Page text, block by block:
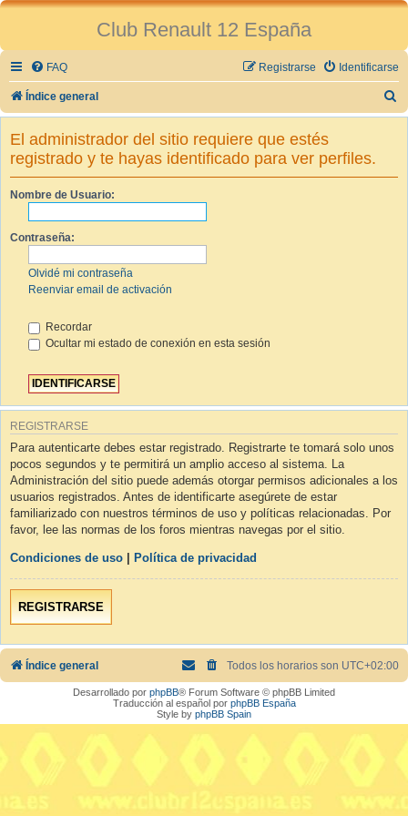
Club Renault 12 España
FAQ Identificarse
Registrarse
Índice general
u
El administrador del sitio requiere que estés
registrado y te hayas identificado para ver perfiles.
Nombre de Usuario:
Contraseña:
Olvidé mi contraseña
Reenviar email de activación
Recordar
Ocultar mi estado de conexión en esta sesión
REGISTRARSE
Para autenticarte debes estar registrado. Registrarte te tomará solo unos
pocos segundos y te permitirá un amplio acceso al sistema. La
Administración del sitio puede además otorgar permisos adicionales a los
usuarios registrados. Antes de identificarte asegúrete de estar
familiarizado con nuestros términos de uso y políticas relacionadas. Por
favor, lee las normas de los foros mientras navegas por el sitio.
Condiciones de uso Política de privacidad
REGISTRARSE
Índice general Todos los horarios son UTC+02:00
Desarrollado por phpBB® Forum Software © phpBB Limited
Traducción al español por phpBB España
Style by phpBB Spain